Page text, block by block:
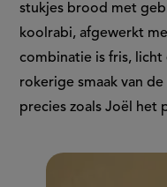
stukjes brood met
koolrabi, afgewerkt
combinatie is fris,
rokerige smaak van
precies zoals Joël het